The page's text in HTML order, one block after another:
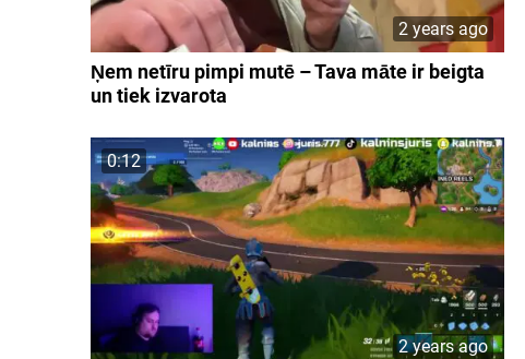
2 years ago
Ņem netīru pimpi mutē – Tava māte ir beigta
un tiek izvarota
0:12
2 years ago